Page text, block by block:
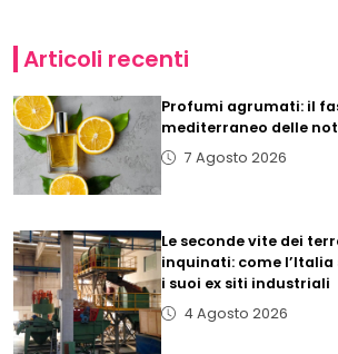
Articoli recenti
Profumi agrumati: il
mediterraneo delle
7 Agosto 2026
Le seconde vite dei
inquinati: come
i suoi ex siti industriali
4 Agosto 2026